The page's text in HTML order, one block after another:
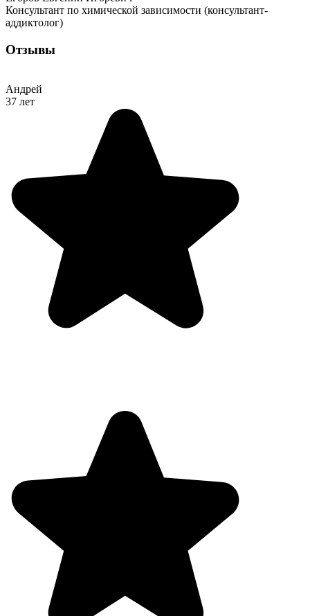
Консультант по химической зависимости (консультант-
аддиктолог)
Отзывы
Андрей
37 лет